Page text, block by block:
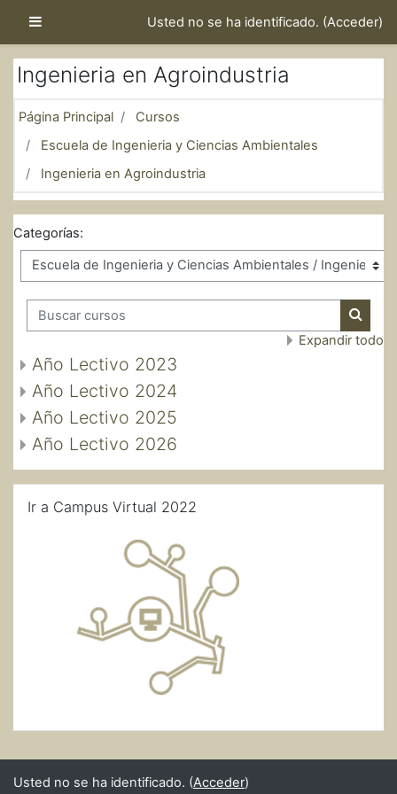
Usted no se ha identificado. (Acceder)
Ingenieria en Agroindustria
Página Principal
Cursos
Escuela de Ingenieria y Ciencias Ambientales
Ingenieria en Agroindustria
Categorías:
Buscar cursos
Expandir todo
Año Lectivo 2023
Año Lectivo 2024
Año Lectivo 2025
Año Lectivo 2026
Ir a Campus Virtual 2022
Usted no se ha identificado. (Acceder)